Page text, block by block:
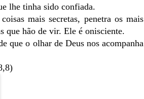
lhe tinha sido confiada.
mais secretas, penetra os mais
que hão de vir. Ele é onisciente.
que o olhar de Deus nos acompanha